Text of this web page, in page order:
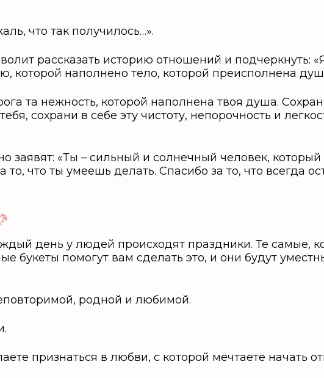
что так получилось…».
рассказать историю отношений и подчеркнуть:
которой наполнено тело, которой преисполнена
та нежность, которой наполнена твоя душа.
сохрани в себе эту чистоту, непорочность и
«Ты – сильный и солнечный человек, который
что ты умеешь делать. Спасибо за то, что всегда
день у людей происходят праздники. Те самые,
букеты помогут вам сделать это, и они будут
родной и любимой.
признаться в любви, с которой мечтаете начать